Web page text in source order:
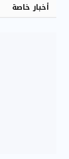
أخبار خاصة